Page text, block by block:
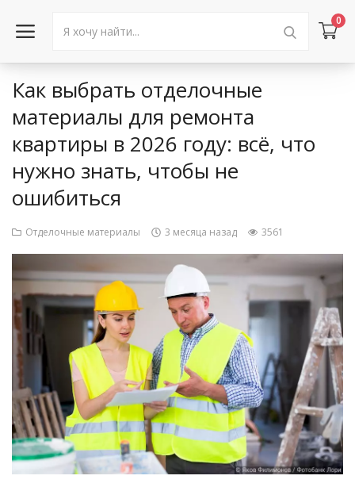
0
Войти в аккаунт
Каталог товаров
Акции
Объявления
Контакты
Город: Колумбус
Как выбрать отделочные
материалы для ремонта
квартиры в 2026 году: всё, что
нужно знать, чтобы не
ошибиться
Отделочные материалы 3 месяца назад 3561